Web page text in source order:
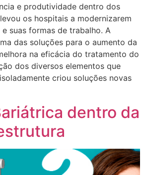
e produtividade dentro dos
os hospitais a modernizarem
suas formas de trabalho. A
das soluções para o aumento da
na eficácia do tratamento do
dos diversos elementos que
criou soluções novas
dentro da